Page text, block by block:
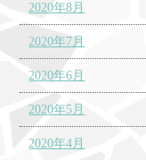
2020年8月
2020年7月
2020年6月
2020年5月
2020年4月